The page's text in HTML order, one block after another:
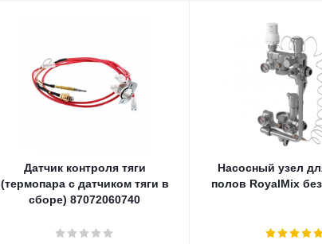
Датчик контроля тяги
(термопара с датчиком тяги в
сборе) 87072060740
Насосный узел
полов RoyalMix